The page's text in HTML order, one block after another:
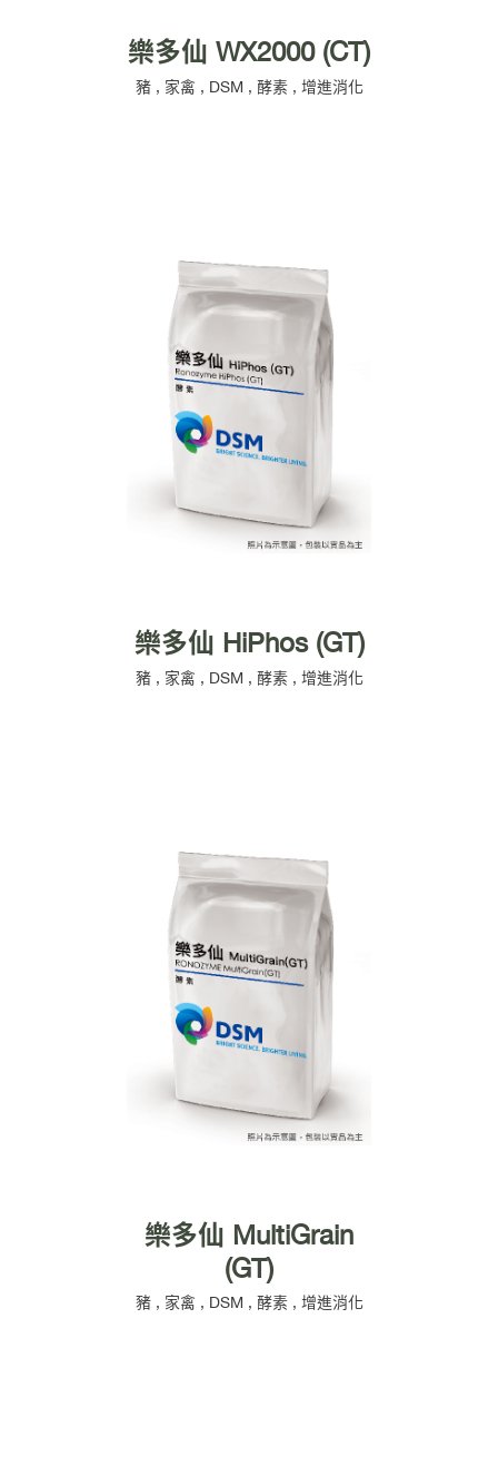
樂多仙 WX2000 (CT)
豬, 家禽 , DSM , 酵素, 增進消化
樂多仙 HiPhos (GT)
豬, 家禽 , DSM , 酵素, 增進消化
樂多仙 MultiGrain
(GT)
豬, 家禽 , DSM , 酵素, 增進消化